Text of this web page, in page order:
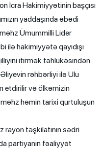
İcra Hakimiyyətinin başçısı
yaddaşında əbədi
məhz Ümummilli Lider
ilə hakimiyyətə qayıdışı
itirmək təhlükəsindən
rəhbərliyi ilə Ulu
etdirilir və ölkəmizin
həmin tarixi qurtuluşun
rayon təşkilatının sədri
partiyanın fəaliyyət